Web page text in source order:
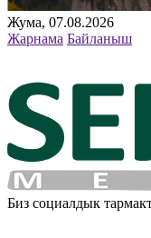
Жума, 07.08.2026
Жарнама Байланыш
Биз социалдык